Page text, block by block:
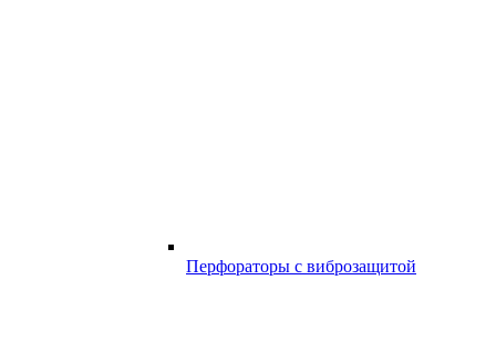
Перфораторы с виброзащитой